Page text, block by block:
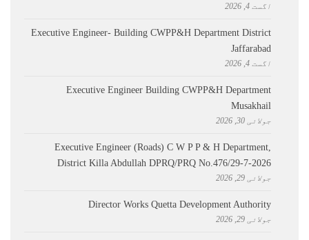
اگست 4, 2026
Executive Engineer- Building CWPP&H Department District
Jaffarabad
اگست 4, 2026
Executive Engineer Building CWPP&H Department
Musakhail
جولائی 30, 2026
Executive Engineer (Roads) C W P P & H Department,
District Killa Abdullah ​DPRQ/PRQ No.476/29-7-2026
جولائی 29, 2026
Director Works Quetta Development Authority
جولائی 29, 2026